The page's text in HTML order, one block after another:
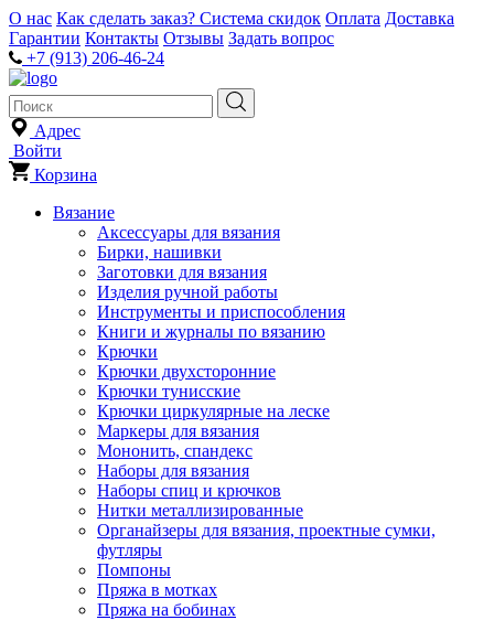
О нас Как сделать заказ? Система скидок Оплата Доставка
Гарантии Контакты Отзывы Задать вопрос
+7 (913) 206-46-24
Адрес
Войти
Корзина
Вязание
Аксессуары для вязания
Бирки, нашивки
Заготовки для вязания
Изделия ручной работы
Инструменты и приспособления
Книги и журналы по вязанию
Крючки
Крючки двухсторонние
Крючки тунисские
Крючки циркулярные на леске
Маркеры для вязания
Мононить, спандекс
Наборы для вязания
Наборы спиц и крючков
Нитки металлизированные
Органайзеры для вязания, проектные сумки,
футляры
Помпоны
Пряжа в мотках
Пряжа на бобинах